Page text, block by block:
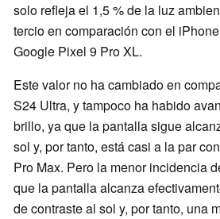
solo refleja el 1,5 % de la luz
tercio en comparación con el
Google Pixel 9 Pro XL.
Este valor no ha cambiado en
S24 Ultra, y tampoco ha habido
brillo, ya que la pantalla sigue
sol y, por tanto, está casi a la par
Pro Max. Pero la menor incidencia
que la pantalla alcanza
de contraste al sol y, por tanto, una